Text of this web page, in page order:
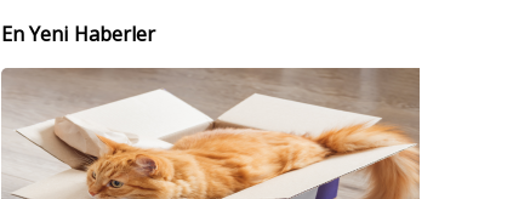
En Yeni Haberler